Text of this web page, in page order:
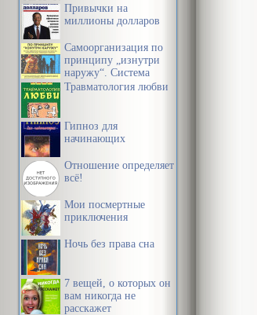
Привычки на
миллионы долларов
Самоорганизация по
принципу „изнутри
наружу“. Система
эффективной
предметной среды,
информации и
Травматология любви
Гипноз для
начинающих
Отношение определяет
всё!
Мои посмертные
приключения
Ночь без права сна
7 вещей, о которых он
вам никогда не
расскажет